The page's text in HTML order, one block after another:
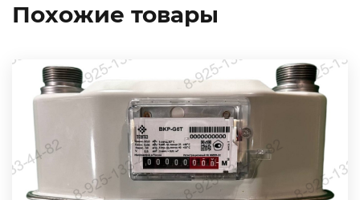
Похожие товары